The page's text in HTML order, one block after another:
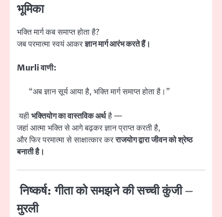
भूमिका
भक्ति मार्ग कब समाप्त होता है?
जब परमात्मा स्वयं आकरज्ञान मार्ग आरंभ करते हैं।
Murli वाणी:
“अब ज्ञान सूर्य आया है, भक्ति मार्ग समाप्त होता है।”
यहीभक्तियोग का वास्तविक अर्थहै —
जहां आत्मा भक्ति से आगे बढ़कर ज्ञान प्राप्त करती है,
और फिर परमात्मा से साक्षात्कार करराजयोग द्वारा जीवन को श्रेष्ठ
बनाती है।
निष्कर्ष:गीता को समझने की सच्ची कुंजी –
मुरली